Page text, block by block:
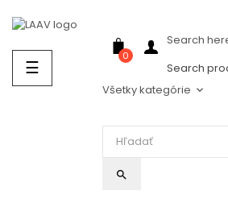
Prepnúť
navigáciu
☰
0
Search
Search
Všetky kategórie keyboard_arrow_down
search